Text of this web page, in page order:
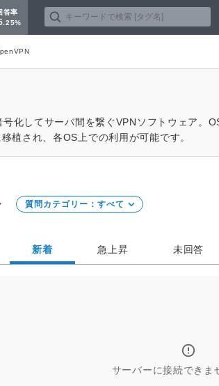
答率
25%
化してサーバ間を繋ぐVPNソフトウェア。
植され、各OS上での利用が可能です。
質問カテゴリー： すべて
新着 急上昇 未回答
サーバーに接続できま